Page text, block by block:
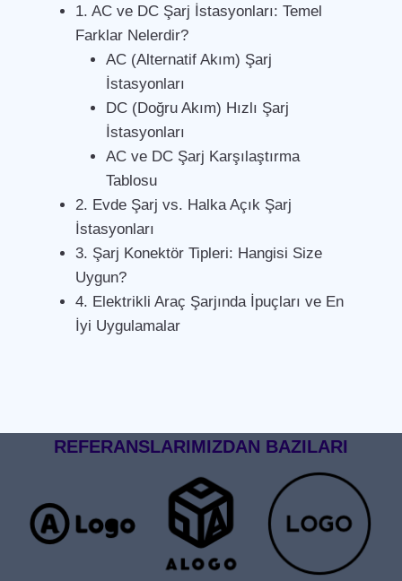
1. AC ve DC Şarj İstasyonları: Temel
Farklar Nelerdir?
AC (Alternatif Akım) Şarj
İstasyonları
DC (Doğru Akım) Hızlı Şarj
İstasyonları
AC ve DC Şarj Karşılaştırma
Tablosu
2. Evde Şarj vs. Halka Açık Şarj
İstasyonları
3. Şarj Konektör Tipleri: Hangisi Size
Uygun?
4. Elektrikli Araç Şarjında İpuçları ve En
İyi Uygulamalar
REFERANSLARIMIZDAN BAZILARI